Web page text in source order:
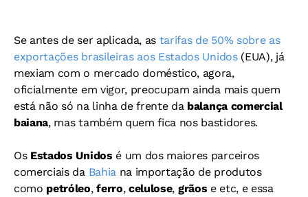
Se antes de ser aplicada, as tarifas de 50% sobre as
exportações brasileiras aos Estados Unidos(EUA), já
mexiam com o mercado doméstico, agora,
oficialmente em vigor, preocupam ainda mais quem
está não só na linha de frente da balança comercial
baiana, mas também quem fica nos bastidores.
OsEstados Unidos é um dos maiores parceiros
comerciais da Bahia na importação de produtos
como petróleo,ferro,celulose, grãos e etc, e essa